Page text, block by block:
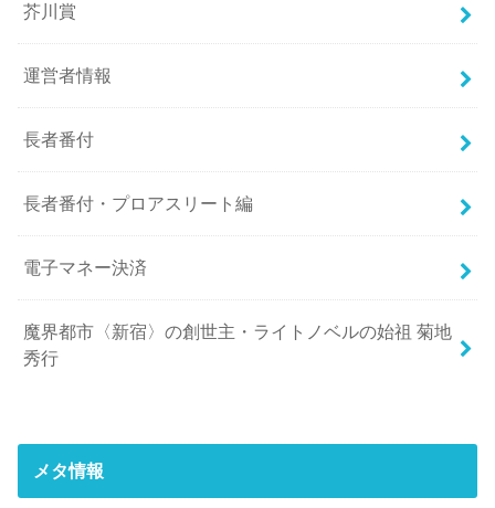
芥川賞
運営者情報
長者番付
長者番付・プロアスリート編
電子マネー決済
魔界都市〈新宿〉の創世主・ライトノベルの始祖 菊地
秀行
メタ情報